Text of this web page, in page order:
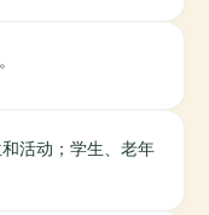
活动；学生、老年